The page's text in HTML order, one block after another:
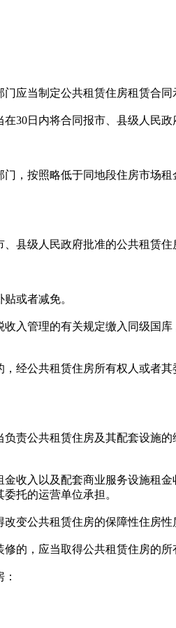
当制定公共租赁住房租赁合同
日内将合同报市、县级人民政
按照略低于同地段住房市场租
级人民政府批准的公共租赁住
或者减免。
管理的有关规定缴入同级国库
公共租赁住房所有权人或者其
公共租赁住房及其配套设施的
入以及配套商业服务设施租金
托的运营单位承担。
公共租赁住房的保障性住房性
，应当取得公共租赁住房的所